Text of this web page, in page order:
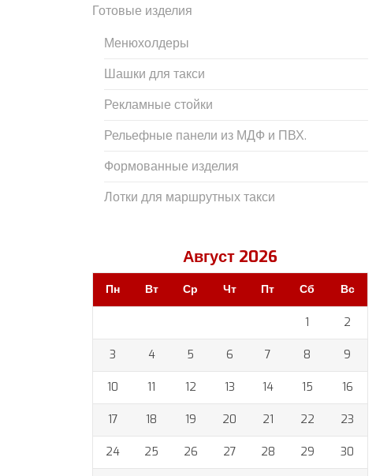
Готовые изделия
Менюхолдеры
Шашки для такси
Рекламные стойки
Рельефные панели из МДФ и ПВХ.
Формованные изделия
Лотки для маршрутных такси
Август 2026
Пн Вт Ср Чт Пт Сб Вс
1 2
3 4 5 6 7 8 9
10 11 12 13 14 15 16
17 18 19 20 21 22 23
24 25 26 27 28 29 30